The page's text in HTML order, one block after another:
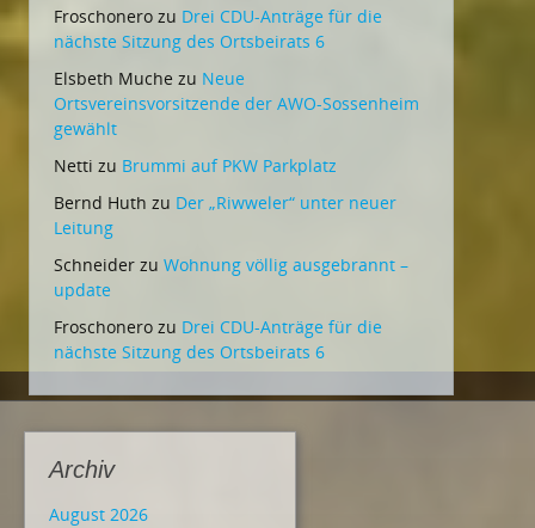
Froschonero zu Drei CDU-Anträge für die
nächste Sitzung des Ortsbeirats 6
Elsbeth Muche zu Neue
Ortsvereinsvorsitzende der AWO-Sossenheim
gewählt
Netti zu Brummi auf PKW Parkplatz
Bernd Huth zu Der „Riwweler“ unter neuer
Leitung
Schneider zu Wohnung völlig ausgebrannt –
update
Froschonero zu Drei CDU-Anträge für die
nächste Sitzung des Ortsbeirats 6
Archiv
August 2026